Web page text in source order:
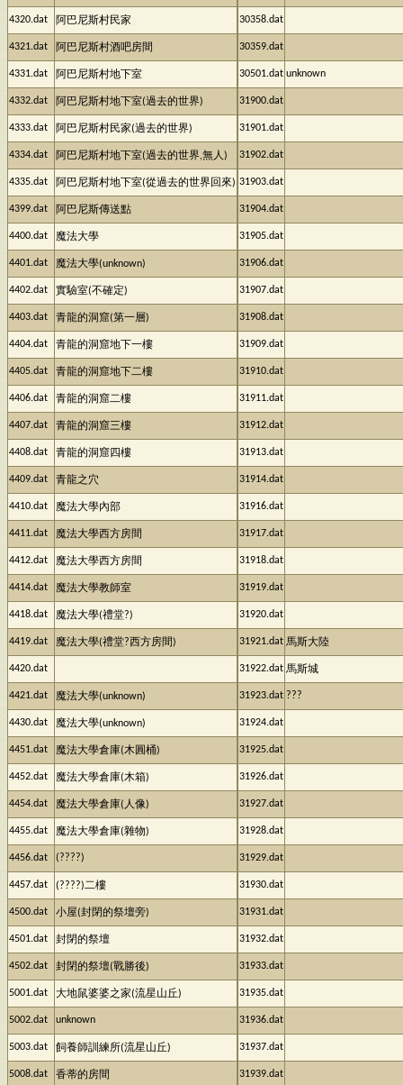
4320.dat 阿巴尼斯村民家
4321.dat 阿巴尼斯村酒吧房間
4331.dat 阿巴尼斯村地下室
4332.dat 阿巴尼斯村地下室(過去的世界)
4333.dat 阿巴尼斯村民家(過去的世界)
4334.dat 阿巴尼斯村地下室(過去的世界,無人)
4335.dat 阿巴尼斯村地下室(從過去的世界回來)
4399.dat 阿巴尼斯傳送點
4400.dat 魔法大學
4401.dat 魔法大學(unknown)
4402.dat 實驗室(不確定)
4403.dat 青龍的洞窟(第一層)
4404.dat 青龍的洞窟地下一樓
4405.dat 青龍的洞窟地下二樓
4406.dat 青龍的洞窟二樓
4407.dat 青龍的洞窟三樓
4408.dat 青龍的洞窟四樓
4409.dat 青龍之穴
4410.dat 魔法大學內部
4411.dat 魔法大學西方房間
4412.dat 魔法大學西方房間
4414.dat 魔法大學教師室
4418.dat 魔法大學(禮堂?)
4419.dat 魔法大學(禮堂?西方房間)
4420.dat
4421.dat 魔法大學(unknown)
4430.dat 魔法大學(unknown)
4451.dat 魔法大學倉庫(木圓桶)
4452.dat 魔法大學倉庫(木箱)
4454.dat 魔法大學倉庫(人像)
4455.dat 魔法大學倉庫(雜物)
4456.dat (????)
4457.dat (????)二樓
4500.dat 小屋(封閉的祭壇旁)
4501.dat 封閉的祭壇
4502.dat 封閉的祭壇(戰勝後)
5001.dat 大地鼠婆婆之家(流星山丘)
5002.dat unknown
5003.dat 飼養師訓練所(流星山丘)
5008.dat 香蒂的房間
30358.dat
30359.dat
30501.dat unknown
31900.dat
31901.dat
31902.dat
31903.dat
31904.dat
31905.dat
31906.dat
31907.dat
31908.dat
31909.dat
31910.dat
31911.dat
31912.dat
31913.dat
31914.dat
31916.dat
31917.dat
31918.dat
31919.dat
31920.dat
31921.dat 馬斯大陸
31922.dat 馬斯城
31923.dat ???
31924.dat
31925.dat
31926.dat
31927.dat
31928.dat
31929.dat
31930.dat
31931.dat
31932.dat
31933.dat
31935.dat
31936.dat
31937.dat
31939.dat